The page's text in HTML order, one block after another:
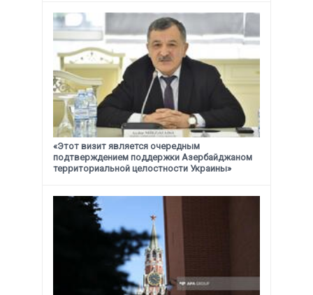
«Этот визит является очередным
подтверждением поддержки Азербайджаном
территориальной целостности Украины»